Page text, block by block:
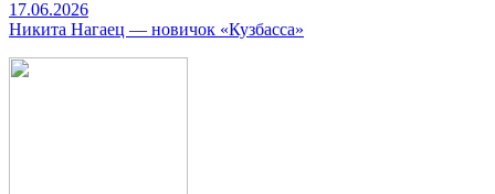
17.06.2026
Никита Нагаец — новичок «Кузбасса»